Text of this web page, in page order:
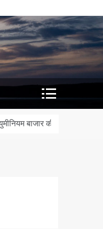
बाजार की चाल: एमसीएक्स के